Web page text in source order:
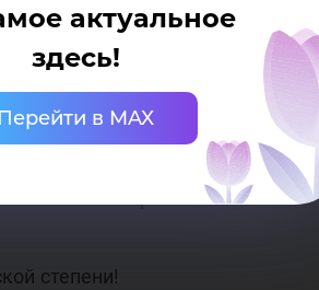
актуальное
здесь!
Перейти в MAX
правового инструментария,
(надзорной)
в правовом
документов, могут быть
практики.
степени!